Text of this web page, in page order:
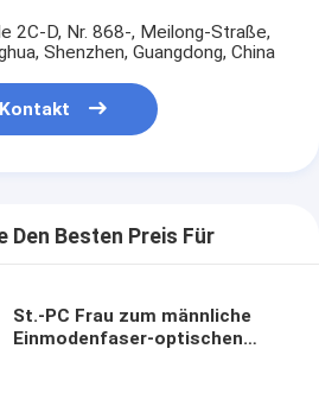
2C-D, Nr. 868-, Meilong-Straße,
Shenzhen, Guangdong, China
Kontakt
Den Besten Preis Für
St.-PC Frau zum männliche
Einmodenfaser-optischen